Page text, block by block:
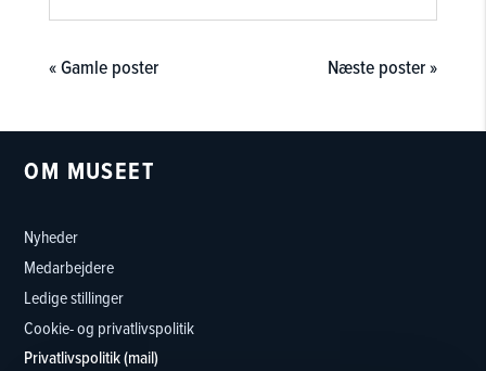
« Gamle poster Næste poster »
OM MUSEET
Nyheder
Medarbejdere
Ledige stillinger
Cookie- og privatlivspolitik
Privatlivspolitik (mail)